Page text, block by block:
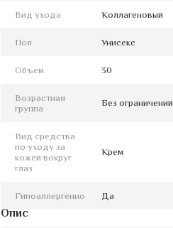
Вид ухода Коллагеновый
Пол Унисекс
Объем 30
Возрастная
группа
Без ограничений
Вид средства
по уходу за
кожей вокруг
глаз
Крем
Гипоаллергенно Да
Опис